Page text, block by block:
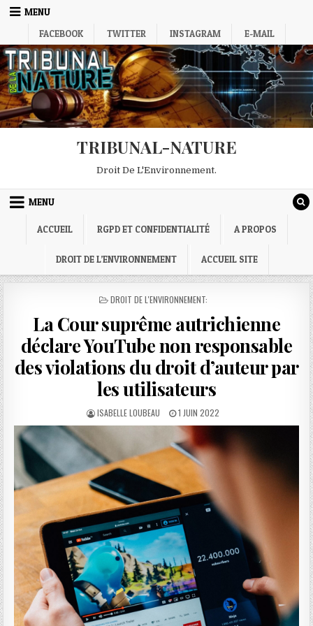
Skip
MENU
FACEBOOK
TWITTER INSTAGRAM E-MAIL
TRIBUNAL-NATURE
Droit De L'Environnement.
MENU
ACCUEIL RGPD ET CONFIDENTIALITÉ A PROPOS
DROIT DE L’ENVIRONNEMENT ACCUEIL SITE
POSTED
DROIT DE L'ENVIRONNEMENT:
La Cour suprême autrichienne
déclare YouTube non responsable
des violations du droit d’auteur par
les utilisateurs
AUTHOR:
ISABELLE LOUBEAU
PUBLISHED
DATE:
1 JUIN 2022